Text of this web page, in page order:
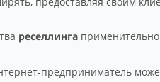
реселлинга применительно
предприниматель может